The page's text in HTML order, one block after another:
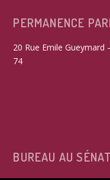
PERMANENCE
20 Rue Emile Gueymard
74
BUREAU AU SÉNAT